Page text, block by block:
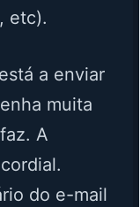
etc).
a enviar
muita
A
do e-mail